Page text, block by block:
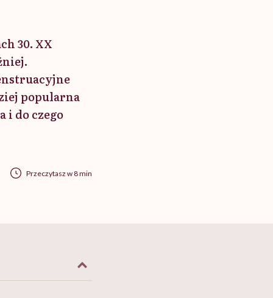
30. XX
popularna
i do czego
Przeczytasz w 8 min